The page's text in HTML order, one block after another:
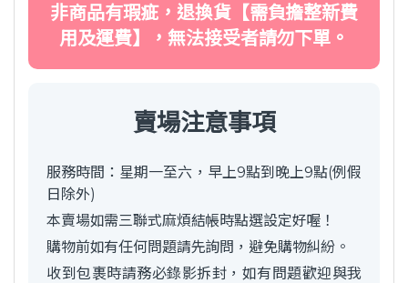
非商品有瑕疵，退換貨【需負擔整新費
用及運費】，無法接受者請勿下單。
賣場注意事項
服務時間：星期一至六，早上9點到晚上9點(例假
日除外)
本賣場如需三聯式麻煩結帳時點選設定好喔！
購物前如有任何問題請先詢問，避免購物糾紛。
收到包裹時請務必錄影拆封，如有問題歡迎與我